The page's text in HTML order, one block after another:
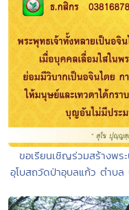
ขอเรียนเชิญร่วมสร้างพ
อุโบสถวัดป่าอุบลแก้ว ตำบล